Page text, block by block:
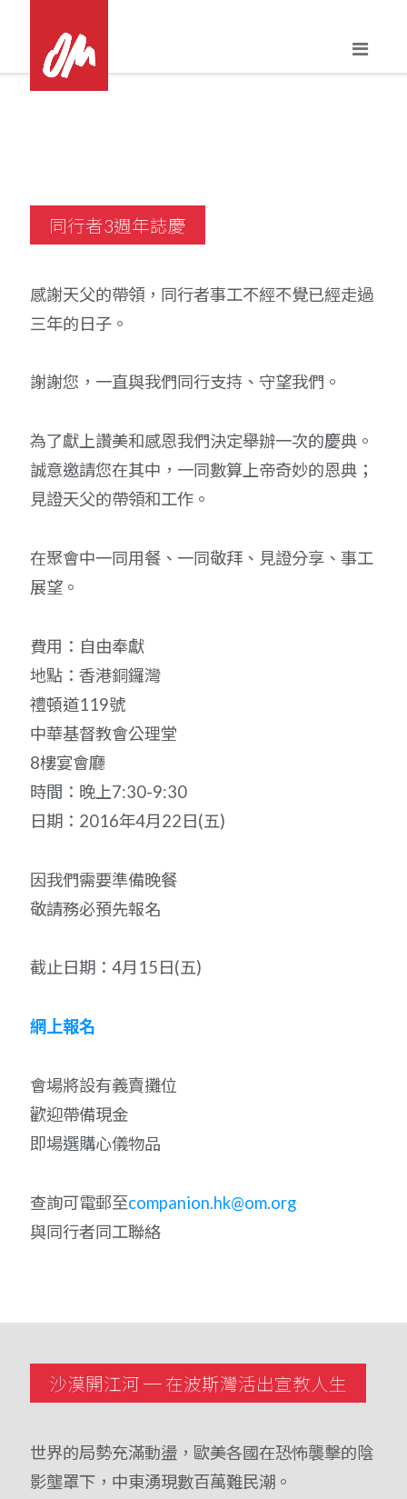
content
同行者3週年誌慶
感謝天父的帶領，同行者事工不經不覺已經走過
三年的日子。
謝謝您，一直與我們同行支持、守望我們。
為了獻上讚美和感恩我們決定舉辦一次的慶典。
誠意邀請您在其中，一同數算上帝奇妙的恩典；
見證天父的帶領和工作。
在聚會中一同用餐、一同敬拜、見證分享、事工
展望。
費用：自由奉獻
地點：香港銅鑼灣
禮頓道119號
中華基督教會公理堂
8樓宴會廳
時間：晚上7:30-9:30
日期：2016年4月22日(五)
因我們需要準備晚餐
敬請務必預先報名
截止日期：4月15日(五)
網上報名
會場將設有義賣攤位
歡迎帶備現金
即場選購心儀物品
查詢可電郵至companion.hk@om.org
與同行者同工聯絡
沙漠開江河 ─ 在波斯灣活出宣教人生
世界的局勢充滿動盪，歐美各國在恐怖襲擊的陰
影壟罩下，中東湧現數百萬難民潮。